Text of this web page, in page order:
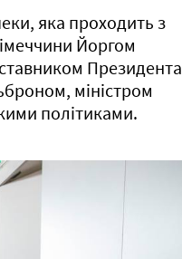
яка проходить з
Йоргом
Президента
міністром
політиками.